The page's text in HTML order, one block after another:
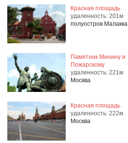
Красная площадь
удаленность: 201м
полуостров Малакка
Памятник Минину и
Пожарскому
удаленность: 221м
Москва
Красная площадь
удаленность: 222м
Москва